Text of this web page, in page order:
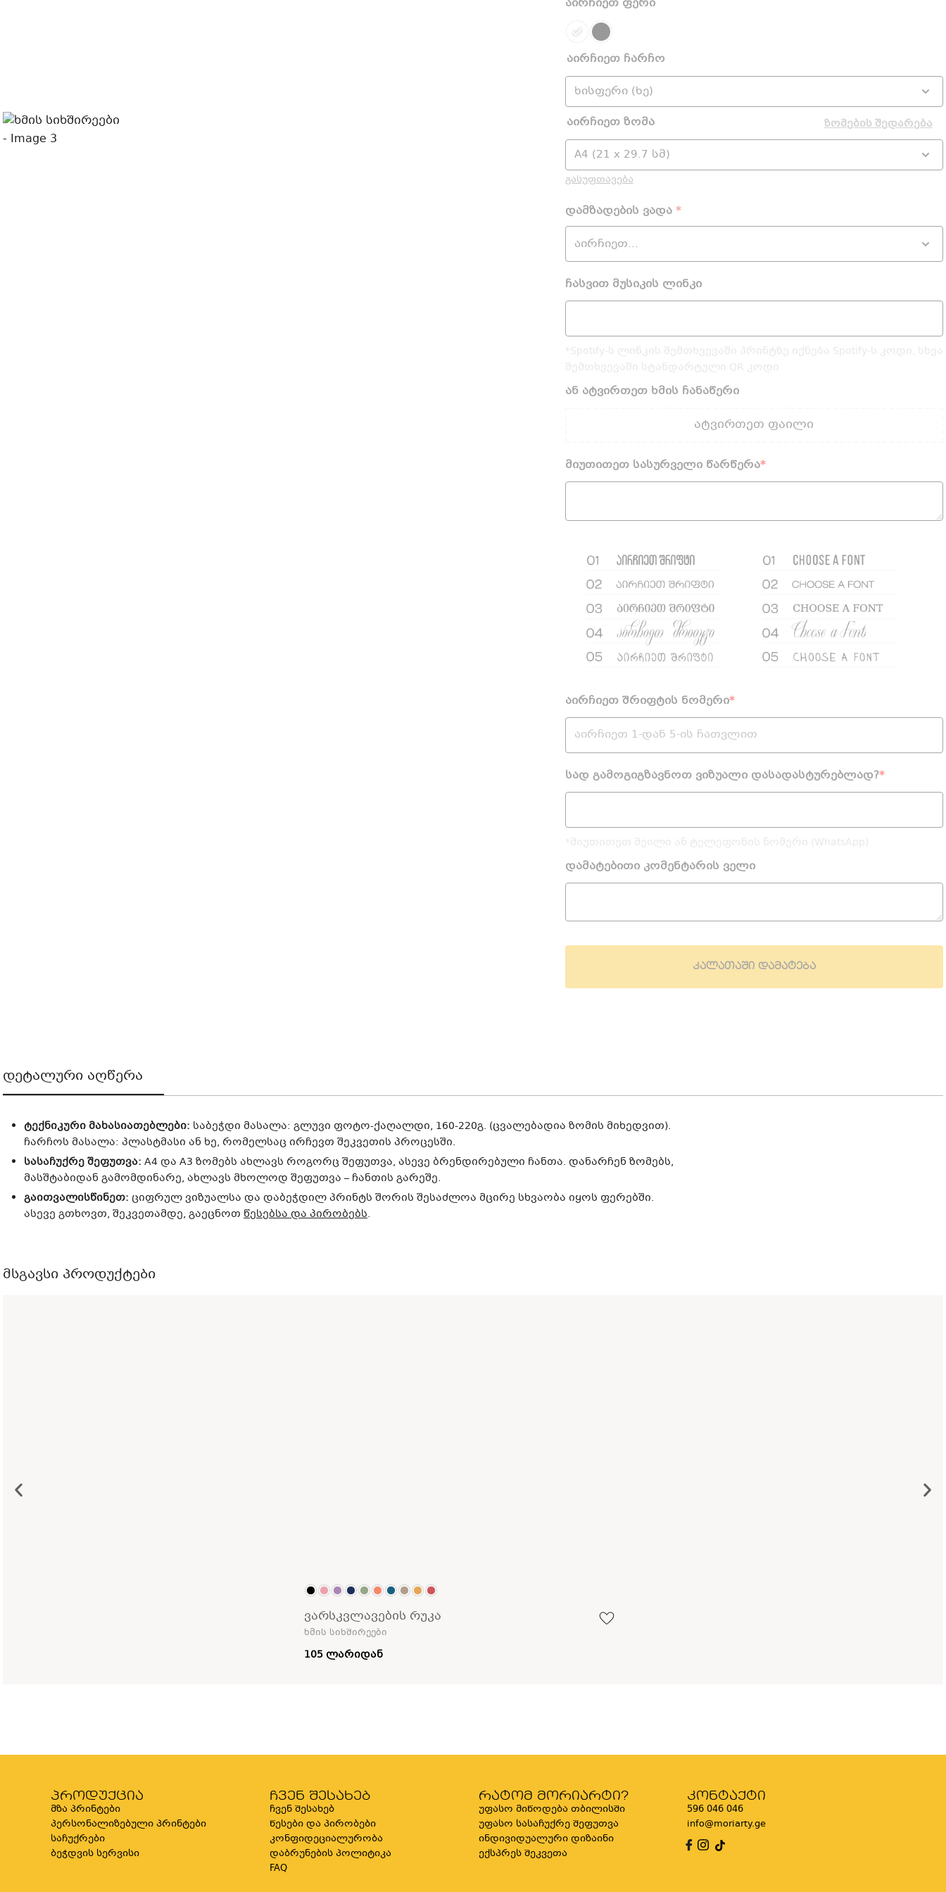
აირჩიეთ ფერი
აირჩიეთ ჩარჩო
აირჩიეთ ზომა ზომების შედარება
გასუფთავება
დამზადების ვადა *
ჩასვით მუსიკის ლინკი
*Spotify-ს ლინკის შემთხვევაში პრინტზე იქნება Spotify-ს კოდი, სხვა
შემთხვევაში სტანდარტული QR კოდი
ან ატვირთეთ ხმის ჩანაწერი
ატვირთეთ ფაილი
მიუთითეთ სასურველი წარწერა*
აირჩიეთ შრიფტის ნომერი*
სად გამოგიგზავნოთ ვიზუალი დასადასტურებლად?*
*მიუთითეთ მეილი ან ტელეფონის ნომერი (WhatsApp)
დამატებითი კომენტარის ველი
კალათაში დამატება
დეტალური აღწერა
ტექნიკური მახასიათებლები: საბეჭდი მასალა: გლუვი ფოტო-ქაღალდი, 160-220გ. (ცვალებადია ზომის მიხედვით).
ჩარჩოს მასალა: პლასტმასი ან ხე, რომელსაც ირჩევთ შეკვეთის პროცესში.
სასაჩუქრე შეფუთვა: A4 და A3 ზომებს ახლავს როგორც შეფუთვა, ასევე ბრენდირებული ჩანთა. დანარჩენ ზომებს,
მასშტაბიდან გამომდინარე, ახლავს მხოლოდ შეფუთვა – ჩანთის გარეშე.
გაითვალისწინეთ: ციფრულ ვიზუალსა და დაბეჭდილ პრინტს შორის შესაძლოა მცირე სხვაობა იყოს ფერებში.
ასევე გთხოვთ, შეკვეთამდე, გაეცნოთ წესებსა და პირობებს.
მსგავსი პროდუქტები
ვარსკვლავების რუკა
ხმის სიხშირეები
105 ლარიდან
პროდუქცია
მზა პრინტები
პერსონალიზებული პრინტები
საჩუქრები
ბეჭდვის სერვისი
ჩვენ შესახებ
ჩვენ შესახებ
წესები და პირობები
კონფიდეციალურობა
დაბრუნების პოლიტიკა
FAQ
რატომ მორიარტი?
უფასო მიწოდება თბილისში
უფასო სასაჩუქრე შეფუთვა
ინდივიდუალური დიზაინი
ექსპრეს შეკვეთა
კონტაქტი
596 046 046
info@moriarty.ge